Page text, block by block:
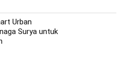
Urban
Surya untuk